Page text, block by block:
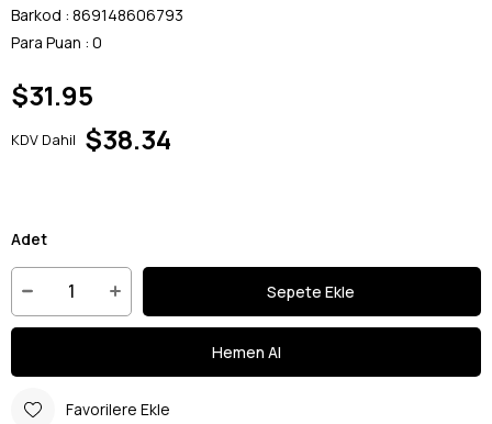
Barkod : 869148606793
Para Puan : 0
$31.95
KDV Dahil $38.34
Adet
Favorilere Ekle